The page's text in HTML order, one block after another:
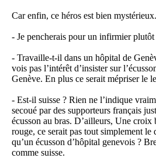
Car enfin, ce héros est bien
- Je pencherais pour un infirmier plutôt
- Travaille-t-il dans un hôpital de
vois pas l’intérêt d’insister sur
Genève. En plus ce serait mépriser le
- Est-il suisse ? Rien ne l’indique
secoué par des supporteurs français
écusson au bras. D’ailleurs, Une croix
rouge, ce serait pas tout simplement le
qu’un écusson d’hôpital genevois ?
comme suisse.